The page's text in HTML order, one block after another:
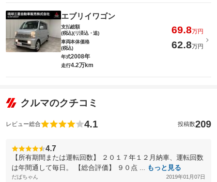
エブリイワゴン
支払総額
(税込)(リ済込・追)
69.8万円
車両本体価格
(税込)
62.8万円
年式2008年
走行4.2万km
クルマのクチコミ
レビュー総合 4.1 投稿数209
4.7
【所有期間または運転回数】 ２０１７年１２月納車、運転回数
は年間通して毎日。 【総合評価】 ９０点 ...
もっと見る
だばちゃん 2019年01月07日